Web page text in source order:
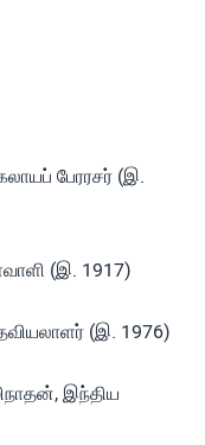
பேரரசர் (இ.
(இ. 1917)
(இ. 1976)
இந்திய